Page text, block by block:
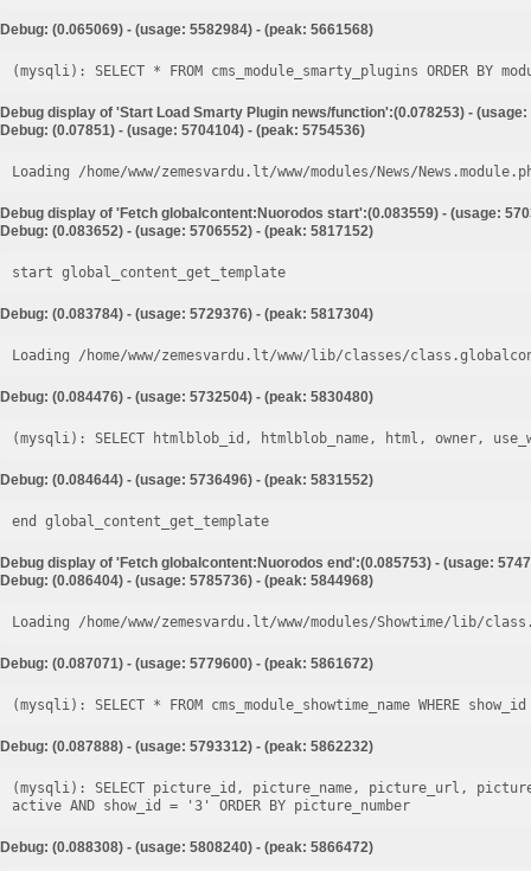
Debug: (0.065069) - (usage: 5582984) - (peak: 5661568)
Debug display of 'Start Load Smarty Plugin news/function':(0.078253) -
Debug: (0.07851) - (usage: 5704104) - (peak: 5754536)
Loading /home/www/zemesvardu.lt/www/modules/News/
Debug display of 'Fetch globalcontent:Nuorodos start':(0.083559) - (usage:
Debug: (0.083652) - (usage: 5706552) - (peak: 5817152)
start global_content_get_template
Debug: (0.083784) - (usage: 5729376) - (peak: 5817304)
Loading /home/www/zemesvardu.lt/www/lib/classes/
Debug: (0.084476) - (usage: 5732504) - (peak: 5830480)
Debug: (0.084644) - (usage: 5736496) - (peak: 5831552)
end global_content_get_template
Debug display of 'Fetch globalcontent:Nuorodos end':(0.085753) - (usage:
Debug: (0.086404) - (usage: 5785736) - (peak: 5844968)
Loading /home/www/zemesvardu.lt/www/modules/Showtime/lib/
Debug: (0.087071) - (usage: 5779600) - (peak: 5861672)
Debug: (0.087888) - (usage: 5793312) - (peak: 5862232)
(mysqli): SELECT picture_id, picture_name, picture_url,
Debug: (0.088308) - (usage: 5808240) - (peak: 5866472)